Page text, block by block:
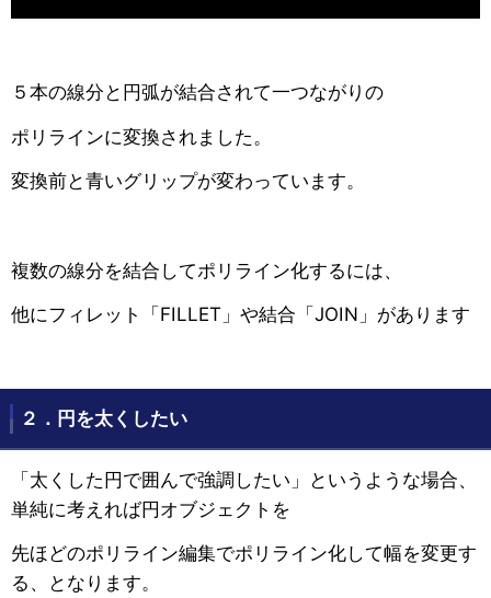
５本の線分と円弧が結合されて一つながりの
ポリラインに変換されました。
変換前と青いグリップが変わっています。
複数の線分を結合してポリライン化するには、
他にフィレット「FILLET」や結合「JOIN」があります
２．円を太くしたい
「太くした円で囲んで強調したい」というような場合、
単純に考えれば円オブジェクトを
先ほどのポリライン編集でポリライン化して幅を変更す
る、となります。